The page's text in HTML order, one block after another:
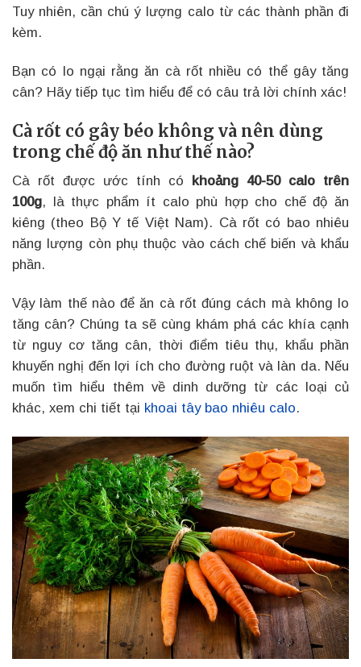
Tuy nhiên, cần chú ý lượng calo từ các thành phần đi
kèm.
Bạn có lo ngại rằng ăn cà rốt nhiều có thể gây tăng
cân? Hãy tiếp tục tìm hiểu để có câu trả lời chính xác!
Cà rốt có gây béo không và nên dùng
trong chế độ ăn như thế nào?
Cà rốt được ước tính có khoảng 40-50 calo trên
100g, là thực phẩm ít calo phù hợp cho chế độ ăn
kiêng (theo Bộ Y tế Việt Nam). Cà rốt có bao nhiêu
năng lượng còn phụ thuộc vào cách chế biến và khẩu
phần.
Vậy làm thế nào để ăn cà rốt đúng cách mà không lo
tăng cân? Chúng ta sẽ cùng khám phá các khía cạnh
từ nguy cơ tăng cân, thời điểm tiêu thụ, khẩu phần
khuyến nghị đến lợi ích cho đường ruột và làn da. Nếu
muốn tìm hiểu thêm về dinh dưỡng từ các loại củ
khác, xem chi tiết tại khoai tây bao nhiêu calo.